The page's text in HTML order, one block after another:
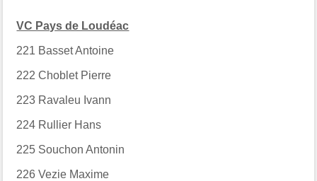
VC Pays de Loudéac
221 Basset Antoine
222 Choblet Pierre
223 Ravaleu Ivann
224 Rullier Hans
225 Souchon Antonin
226 Vezie Maxime